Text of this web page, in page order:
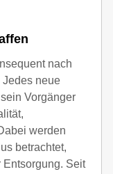
nach
neue
Vorgänger
werden
betrachtet,
Seit